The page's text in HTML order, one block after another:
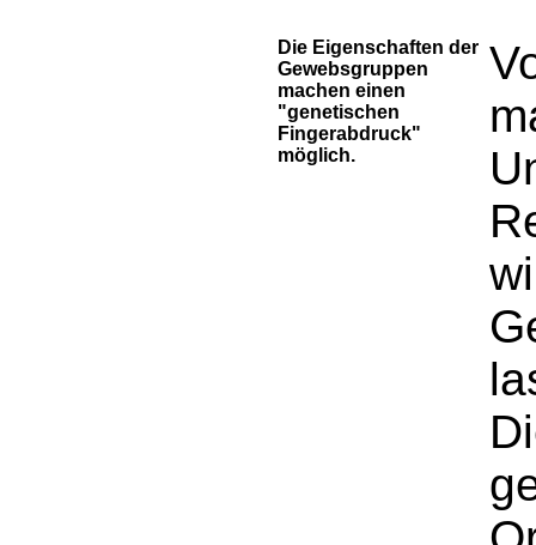
Die Eigenschaften der
Gewebsgruppen
machen einen
"genetischen
Fingerabdruck"
möglich.